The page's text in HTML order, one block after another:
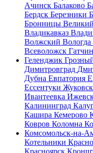
Ачинск Балаково
Бердск Березники
Бронницы
Владикавказ
Волжский Вологда
Всеволожск
Геленджик
Димитровград
Дубна Евпатория
Ессентуки
Ивантеевка
Калининград
Кашира Кемерово
Ковров Коломна
Комсомольск-на-
Котельники
Красноярск